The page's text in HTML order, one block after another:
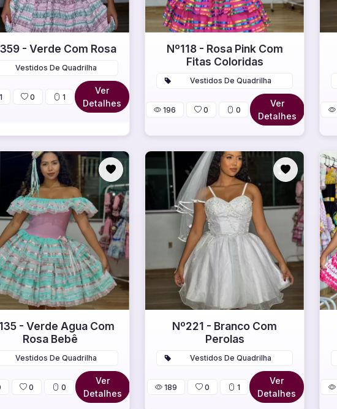
- Verde Com Rosa
Vestidos De Quadrilha
0 1
Ver
Detalhes
Nº118 - Rosa Pink Com
Fitas Coloridas
Vestidos De Quadrilha
196 0 0
Ver
Detalhes
- Verde Agua Com
Rosa Bebê
Vestidos De Quadrilha
0 0
Ver
Detalhes
Nº221 - Branco Com
Perolas
Vestidos De Quadrilha
189 0 1
Ver
Detalhes